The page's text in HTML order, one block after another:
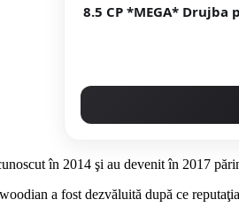
8.5 CP *MEGA* Drujba
în 2014 şi au devenit în 2017
a fost dezvăluită după ce